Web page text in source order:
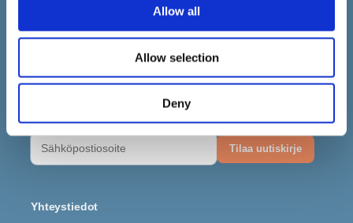
Allow all
Allow selection
Deny
Suomalainen PLM-asiantuntija ja Aras Innovator -
kumppani.
Yhteystiedot